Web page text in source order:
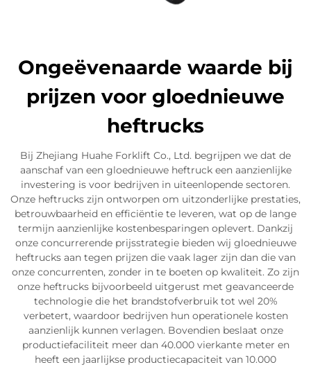
Ongeëvenaarde waarde bij
prijzen voor gloednieuwe
heftrucks
Bij Zhejiang Huahe Forklift Co., Ltd. begrijpen we dat de
aanschaf van een gloednieuwe heftruck een aanzienlijke
investering is voor bedrijven in uiteenlopende sectoren.
Onze heftrucks zijn ontworpen om uitzonderlijke prestaties,
betrouwbaarheid en efficiëntie te leveren, wat op de lange
termijn aanzienlijke kostenbesparingen oplevert. Dankzij
onze concurrerende prijsstrategie bieden wij gloednieuwe
heftrucks aan tegen prijzen die vaak lager zijn dan die van
onze concurrenten, zonder in te boeten op kwaliteit. Zo zijn
onze heftrucks bijvoorbeeld uitgerust met geavanceerde
technologie die het brandstofverbruik tot wel 20%
verbetert, waardoor bedrijven hun operationele kosten
aanzienlijk kunnen verlagen. Bovendien beslaat onze
productiefaciliteit meer dan 40.000 vierkante meter en
heeft een jaarlijkse productiecapaciteit van 10.000